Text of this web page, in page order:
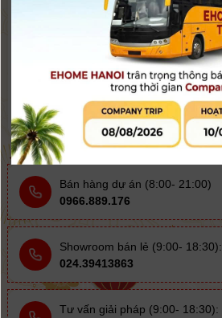
Pin JVC BN-VF823AC
Hết hàng
Bán hàng dự án (8:00- 21:00)
0966.889.176
Showroom bán lẻ (9:00- 18:30):
024.39413863
Tư vấn giải pháp (9:00- 18:30):